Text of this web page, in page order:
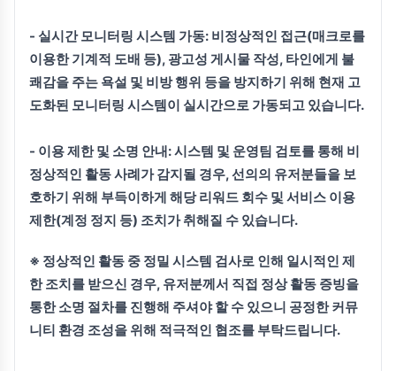
- 실시간 모니터링 시스템 가동: 비정상적인 접근(매크로를
이용한 기계적 도배 등), 광고성 게시물 작성, 타인에게 불
쾌감을 주는 욕설 및 비방 행위 등을 방지하기 위해 현재 고
도화된 모니터링 시스템이 실시간으로 가동되고 있습니다.
- 이용 제한 및 소명 안내:시스템 및 운영팀 검토를 통해 비
정상적인 활동 사례가 감지될 경우, 선의의 유저분들을 보
호하기 위해 부득이하게 해당 리워드 회수 및 서비스 이용
제한(계정 정지 등) 조치가 취해질 수 있습니다.
※ 정상적인 활동 중 정밀 시스템 검사로 인해 일시적인 제
한 조치를 받으신 경우, 유저분께서 직접 정상 활동 증빙을
통한 소명 절차를 진행해 주셔야 할 수 있으니 공정한 커뮤
니티 환경 조성을 위해 적극적인 협조를 부탁드립니다.